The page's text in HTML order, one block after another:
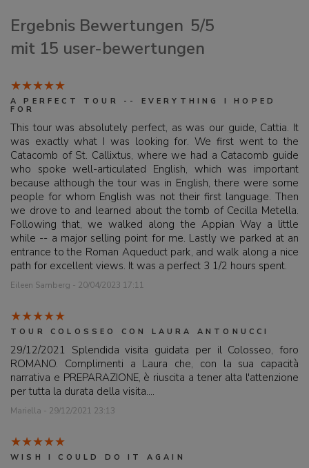
Ergebnis Bewertungen 5/5
mit 15 user-bewertungen
A PERFECT TOUR -- EVERYTHING I HOPED
FOR
This tour was absolutely perfect, as was our guide, Cattia. It
was exactly what I was looking for. We first went to the
Catacomb of St. Callixtus, where we had a Catacomb guide
who spoke well-articulated English, which was important
because although the tour was in English, there were some
people for whom English was not their first language. Then
we drove to and learned about the tomb of Cecilla Metella.
Following that, we walked along the Appian Way a little
while -- a major selling point for me. Lastly we parked at an
entrance to the Roman Aqueduct park, and walk along a nice
path for excellent views. It was a perfect 3 1/2 hours spent.
Eileen Samberg - 20/04/2023 17:11
TOUR COLOSSEO CON LAURA ANTONUCCI
29/12/2021 Splendida visita guidata per il Colosseo, foro
ROMANO. Complimenti a Laura che, con la sua capacità
narrativa e PREPARAZIONE, è riuscita a tener alta l'attenzione
per tutta la durata della visita....
Mariella - 29/12/2021 23:13
WISH I COULD DO IT AGAIN